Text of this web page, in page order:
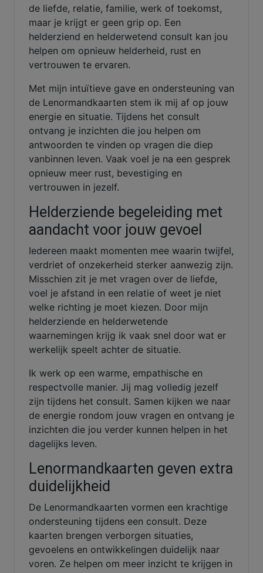
de liefde, relatie, familie, werk of toekomst,
maar je krijgt er geen grip op. Een
helderziend en helderwetend consult kan jou
helpen om opnieuw helderheid, rust en
vertrouwen te ervaren.
Met mijn intuïtieve gave en ondersteuning van
de Lenormandkaarten stem ik mij af op jouw
energie en situatie. Tijdens het consult
ontvang je inzichten die jou helpen om
antwoorden te vinden op vragen die diep
vanbinnen leven. Vaak voel je na een gesprek
opnieuw meer rust, bevestiging en
vertrouwen in jezelf.
Helderziende begeleiding met
aandacht voor jouw gevoel
Iedereen maakt momenten mee waarin twijfel,
verdriet of onzekerheid sterker aanwezig zijn.
Misschien zit je met vragen over de liefde,
voel je afstand in een relatie of weet je niet
welke richting je moet kiezen. Door mijn
helderziende en helderwetende
waarnemingen krijg ik vaak snel door wat er
werkelijk speelt achter de situatie.
Ik werk op een warme, empathische en
respectvolle manier. Jij mag volledig jezelf
zijn tijdens het consult. Samen kijken we naar
de energie rondom jouw vragen en ontvang je
inzichten die jou verder kunnen helpen in het
dagelijks leven.
Lenormandkaarten geven extra
duidelijkheid
De Lenormandkaarten vormen een krachtige
ondersteuning tijdens een consult. Deze
kaarten brengen verborgen situaties,
gevoelens en ontwikkelingen duidelijk naar
voren. Ze helpen om meer inzicht te krijgen in